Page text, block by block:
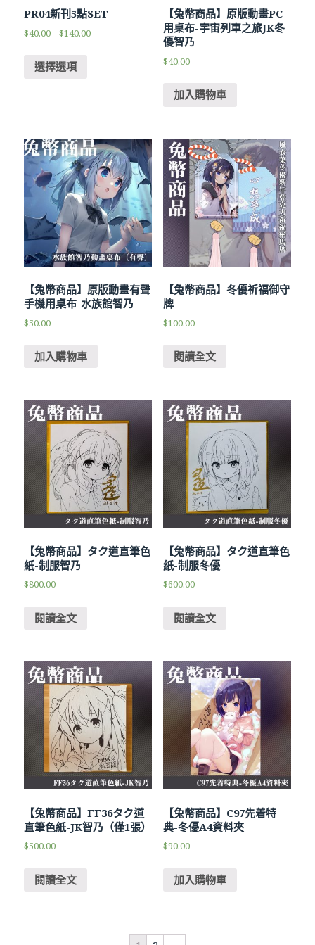
PR04新刊5點SET
$40.00–$140.00
選擇選項
【兔幣商品】原版動畫PC
用桌布-宇宙列車之旅JK冬
優智乃
$40.00
加入購物車
【兔幣商品】原版動畫有聲
手機用桌布-水族館智乃
$50.00
加入購物車
【兔幣商品】冬優祈福御守
牌
$100.00
閱讀全文
【兔幣商品】タク道直筆色
紙-制服智乃
$800.00
閱讀全文
【兔幣商品】タク道直筆色
紙-制服冬優
$600.00
閱讀全文
【兔幣商品】FF36タク道
直筆色紙-JK智乃（僅1張）
$500.00
閱讀全文
【兔幣商品】C97先着特
典-冬優A4資料夾
$90.00
加入購物車